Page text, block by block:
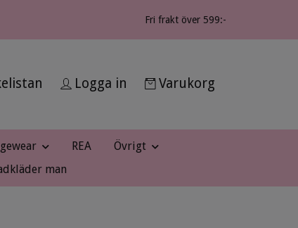
Fri frakt över 599:-
Logga in Varukorg
REA
Övrigt
man